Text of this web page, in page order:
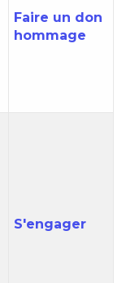
Faire un don
hommage
S'engager